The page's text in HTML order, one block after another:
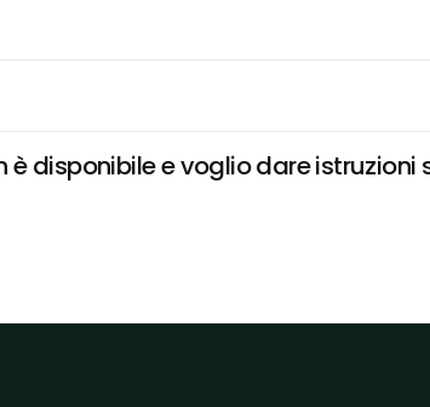
è disponibile e voglio dare istruzioni